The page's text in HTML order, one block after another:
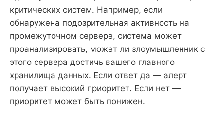
критических систем. Например, если
обнаружена подозрительная активность на
промежуточном сервере, система может
проанализировать, может ли злоумышленник с
этого сервера достичь вашего главного
хранилища данных. Если ответ да — алерт
получает высокий приоритет. Если нет —
приоритет может быть понижен.